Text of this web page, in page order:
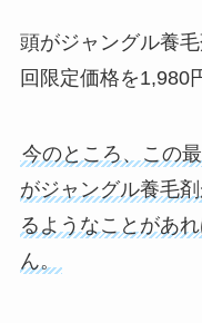
頭がジャングル養
回限定価格を1,980
今のところ、この
がジャングル養毛
るようなことがあ
ん。